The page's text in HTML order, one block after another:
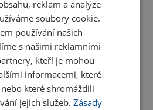
klíčenku Valdemar, černá
reklam a analýze
soubory cookie.
používání našich
s našimi reklamními
kteří je mohou
informacemi, které
které shromáždili
jejich služeb.Zásady